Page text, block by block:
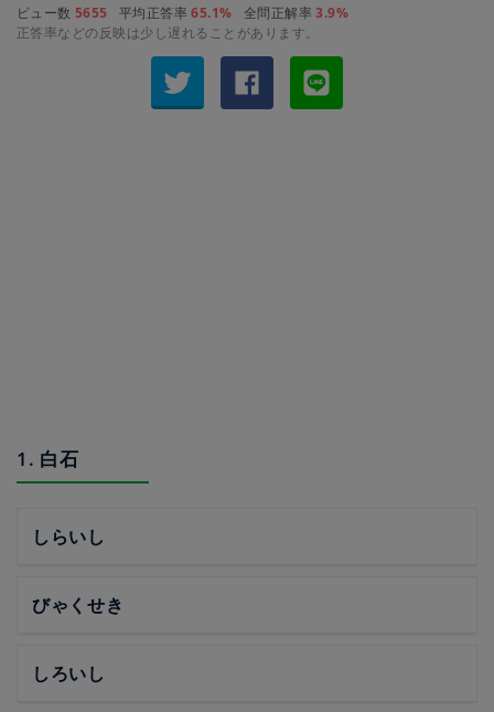
ビュー数 5655 平均正答率65.1% 全問正解率3.9%
正答率などの反映は少し遅れることがあります。
1. 白石
しらいし
びゃくせき
しろいし